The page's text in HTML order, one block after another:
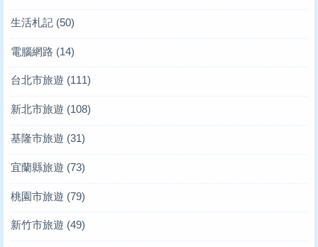
生活札記 (50)
電腦網路 (14)
台北市旅遊 (111)
新北市旅遊 (108)
基隆市旅遊 (31)
宜蘭縣旅遊 (73)
桃園市旅遊 (79)
新竹市旅遊 (49)